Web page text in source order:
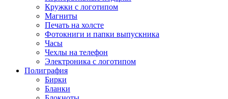
Кружки с логотипом
Магниты
Печать на холсте
Фотокниги и папки выпускника
Часы
Чехлы на телефон
Электроника с логотипом
Полиграфия
Бирки
Бланки